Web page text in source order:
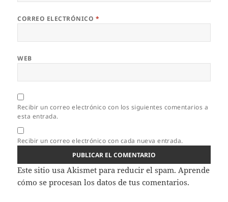
CORREO ELECTRÓNICO *
WEB
Recibir un correo electrónico con los siguientes comentarios a
esta entrada.
Recibir un correo electrónico con cada nueva entrada.
Este sitio usa Akismet para reducir el spam.Aprende
cómo se procesan los datos de tus comentarios.